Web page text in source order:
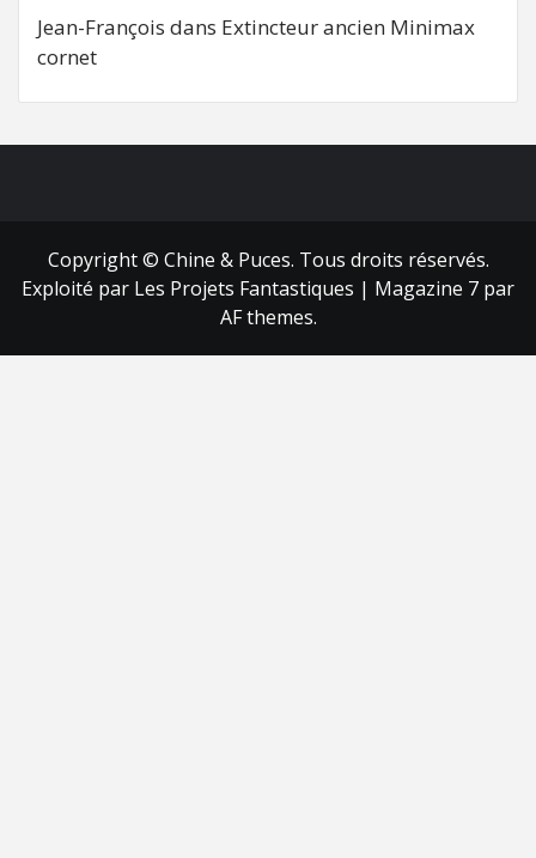
Jean-François dans Extincteur ancien Minimax
cornet
Copyright © Chine & Puces. Tous droits réservés.
Exploité par Les Projets Fantastiques | Magazine 7 par
AF themes.